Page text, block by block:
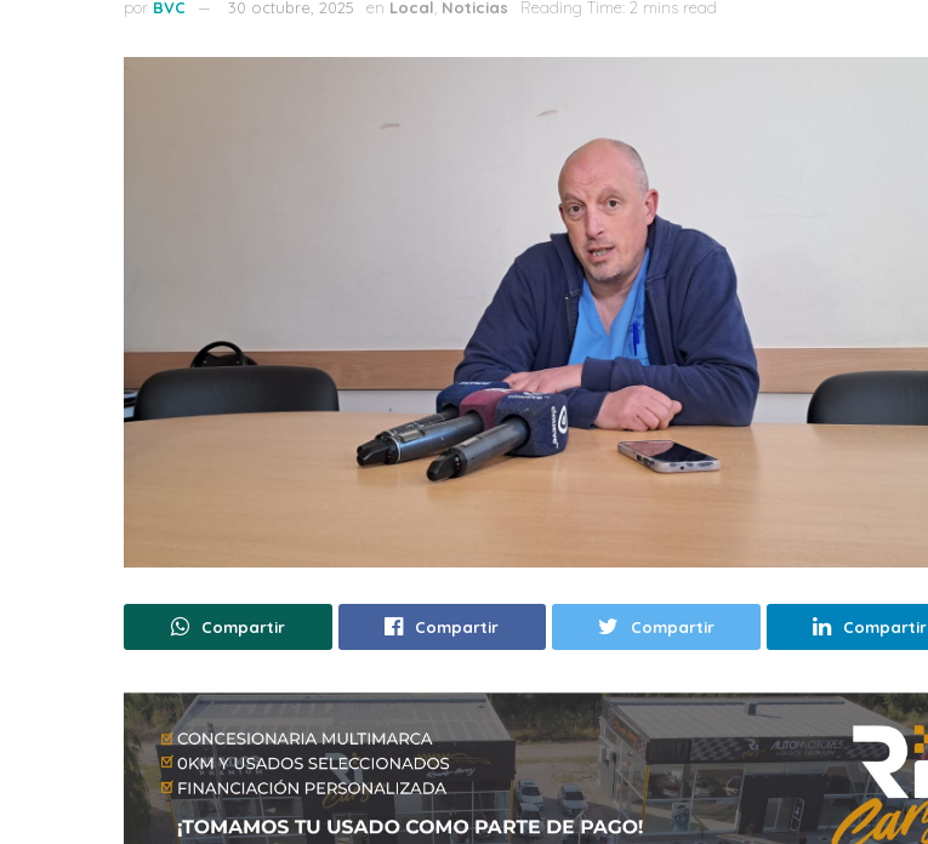
por BVC 30 octubre, 2025 en Local Noticias Reading Time: 2 mins read
Compartir Compartir Compartir Compartir